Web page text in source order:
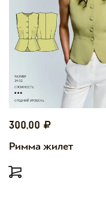
300,00
Римма жилет